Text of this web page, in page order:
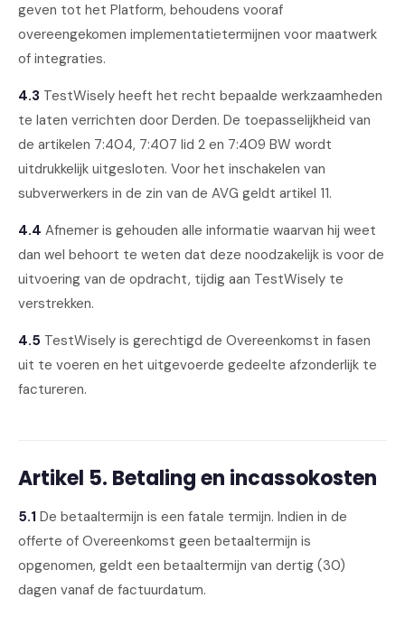
geven tot het Platform, behoudens vooraf
overeengekomen implementatietermijnen voor maatwerk
of integraties.
4.3 TestWisely heeft het recht bepaalde werkzaamheden
te laten verrichten door Derden. De toepasselijkheid van
de artikelen 7:404, 7:407 lid 2 en 7:409 BW wordt
uitdrukkelijk uitgesloten. Voor het inschakelen van
subverwerkers in de zin van de AVG geldt artikel 11.
4.4 Afnemer is gehouden alle informatie waarvan hij weet
dan wel behoort te weten dat deze noodzakelijk is voor de
uitvoering van de opdracht, tijdig aan TestWisely te
verstrekken.
4.5 TestWisely is gerechtigd de Overeenkomst in fasen
uit te voeren en het uitgevoerde gedeelte afzonderlijk te
factureren.
Artikel 5. Betaling en incassokosten
5.1 De betaaltermijn is een fatale termijn. Indien in de
offerte of Overeenkomst geen betaaltermijn is
opgenomen, geldt een betaaltermijn van dertig (30)
dagen vanaf de factuurdatum.